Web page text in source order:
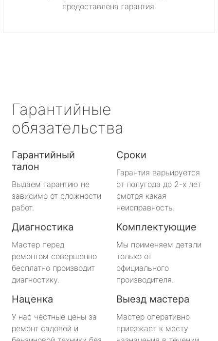
предоставлена гарантия.
Гарантийные
обязательства
Гарантийный
талон
Выдаем гарантию не
зависимо от сложности
работ.
Сроки
Гарантия варьируется
от полугода до 2-х лет
смотря какая
неисправность.
Диагностика
Мастер перед
ремонтом совершенно
бесплатно производит
диагностику.
Комплектующие
Мы применяем детали
только от
официального
производителя.
Наценка
У нас честные цены за
ремонт садовой и
Выезд мастера
Мастер оперативно
приезжает к месту